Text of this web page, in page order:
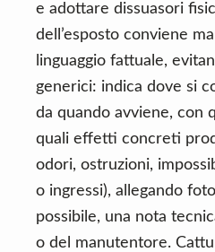
e adottare dissuasori
dell’esposto conviene
linguaggio fattuale,
generici: indica dove si
da quando avviene, con
quali effetti concreti
odori, ostruzioni,
o ingressi), allegando
possibile, una nota
o del manutentore.